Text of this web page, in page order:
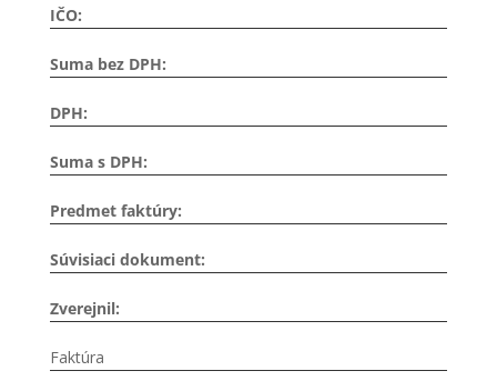
IČO:
Suma bez DPH:
DPH:
Suma s DPH:
Predmet faktúry:
Súvisiaci dokument:
Zverejnil:
Faktúra